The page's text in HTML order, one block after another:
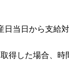
当日から支給
得した場合、